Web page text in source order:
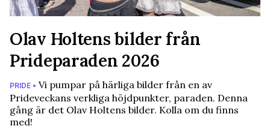
Olav Holtens bilder från
Prideparaden 2026
PRIDE • Vi pumpar på härliga bilder från en av
Prideveckans verkliga höjdpunkter, paraden. Denna
gång är det Olav Holtens bilder. Kolla om du finns
med!